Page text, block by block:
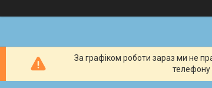
За графіком роботи зараз ми не
телефону